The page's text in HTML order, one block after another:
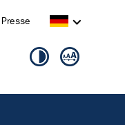
Presse